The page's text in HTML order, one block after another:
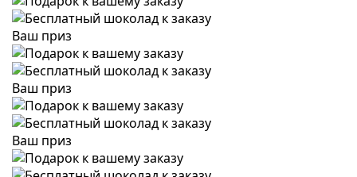
Ваш приз
Ваш приз
Ваш приз